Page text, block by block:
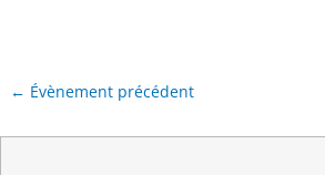
← Évènement précédent